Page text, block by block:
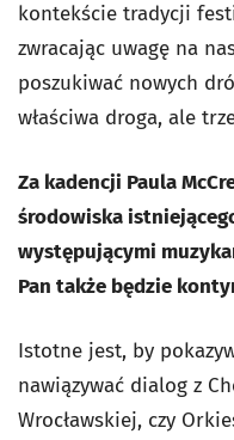
kontekście tradycji
zwracając uwagę na
poszukiwać nowych
właściwa droga, ale
Za kadencji Paula
środowiska
występującymi
Pan także będzie
Istotne jest, by
nawiązywać dialog z
Wrocławskiej, czy